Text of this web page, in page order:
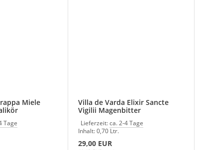
Miele
Tage
Villa de Varda Elixir Sancte
Vigilii Magenbitter
Lieferzeit:ca. 2-4 Tage
Inhalt: 0,70 Ltr.
29,00 EUR